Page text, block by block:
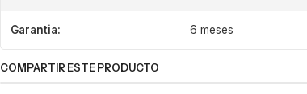
Garantia: 6 meses
COMPARTIR ESTE PRODUCTO